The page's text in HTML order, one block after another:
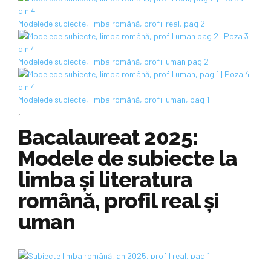
Modelede subiecte, limba română, profil real, pag 2
Modelede subiecte, limba română, profil uman pag 2
Modelede subiecte, limba română, profil uman, pag 1
,
Bacalaureat 2025:
Modele de subiecte la
limba și literatura
română, profil real și
uman